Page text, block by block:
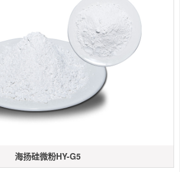
海扬硅微粉HY-G5